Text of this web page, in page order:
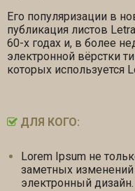
Его популяризации в
публикация листов
60-х годах и, в более
электронной вёрстки
которых используется
ДЛЯ КОГО:
Lorem Ipsum не
заметных
электронный дизайн.